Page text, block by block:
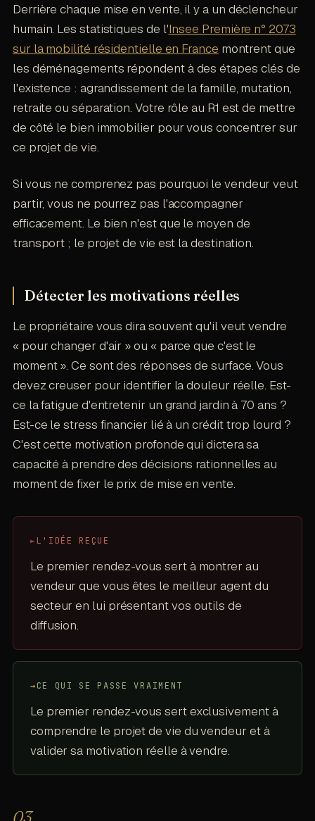
Derrière chaque mise en vente, il y a un déclencheur
humain. Les statistiques de l'Insee Première n° 2073
sur la mobilité résidentielle en France montrent que
les déménagements répondent à des étapes clés de
l'existence : agrandissement de la famille, mutation,
retraite ou séparation. Votre rôle au R1 est de mettre
de côté le bien immobilier pour vous concentrer sur
ce projet de vie.
Si vous ne comprenez pas pourquoi le vendeur veut
partir, vous ne pourrez pas l'accompagner
efficacement. Le bien n'est que le moyen de
transport ; le projet de vie est la destination.
Détecter les motivations réelles
Le propriétaire vous dira souvent qu'il veut vendre
« pour changer d'air » ou « parce que c'est le
moment ». Ce sont des réponses de surface. Vous
devez creuser pour identifier la douleur réelle. Est-
ce la fatigue d'entretenir un grand jardin à 70 ans ?
Est-ce le stress financier lié à un crédit trop lourd ?
C'est cette motivation profonde qui dictera sa
capacité à prendre des décisions rationnelles au
moment de fixer le prix de mise en vente.
►L'IDÉE REÇUE
Le premier rendez-vous sert à montrer au
vendeur que vous êtes le meilleur agent du
secteur en lui présentant vos outils de
diffusion.
→CE QUI SE PASSE VRAIMENT
Le premier rendez-vous sert exclusivement à
comprendre le projet de vie du vendeur et à
valider sa motivation réelle à vendre.